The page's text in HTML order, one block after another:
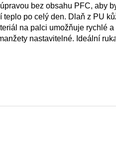
bez obsahu PFC, aby
po celý den. Dlaň z PU
na palci umožňuje rychlé
nastavitelné. Ideální